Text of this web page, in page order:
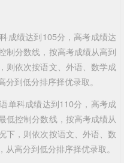
成绩达到105分，高考成绩达
制分数线，按高考成绩从高到
则依次按语文、外语、数学成
到低分排序择优录取。
单科成绩达到110分，高考成
低控制分数线，按高考成绩从
下，则依次按语文、外语、数
高分到低分排序择优录取。